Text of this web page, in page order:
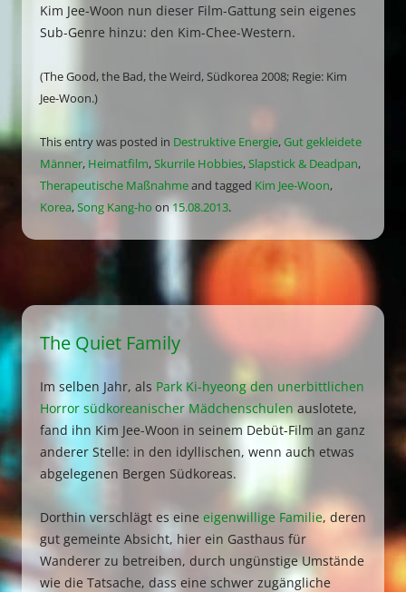
Kim Jee-Woon nun dieser Film-Gattung sein eigenes
Sub-Genre hinzu: den Kim-Chee-Western.
(The Good, the Bad, the Weird, Südkorea 2008; Regie: Kim
Jee-Woon.)
This entry was posted in Destruktive Energie,Gut gekleidete
Männer, Heimatfilm,Skurrile Hobbies,Slapstick & Deadpan,
Therapeutische Maßnahmeand tagged Kim Jee-Woon,
Korea,Song Kang-ho on15.08.2013.
The Quiet Family
Im selben Jahr, als Park Ki-hyeong den unerbittlichen
Horror südkoreanischer Mädchenschulen auslotete,
fand ihn Kim Jee-Woon in seinem Debüt-Film an ganz
anderer Stelle: in den idyllischen, wenn auch etwas
abgelegenen Bergen Südkoreas.
Dorthin verschlägt es eine eigenwillige Familie, deren
gut gemeinte Absicht, hier ein Gasthaus für
Wanderer zu betreiben, durch ungünstige Umstände
wie die Tatsache, dass eine schwer zugängliche